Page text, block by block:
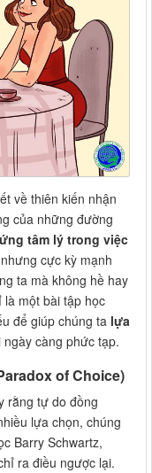
về thiên kiến nhận
của những đường
tâm lý trong việc
cực kỳ mạnh
ta mà không hề hay
một bài tập học
để giúp chúng ta lựa
càng phức tạp.
of Choice)
rằng tự do đồng
lựa chọn, chúng
Barry Schwartz,
ra điều ngược lại.